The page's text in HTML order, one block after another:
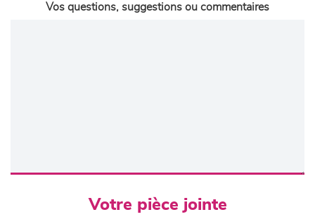
Vos questions, suggestions ou commentaires
Votre pièce jointe